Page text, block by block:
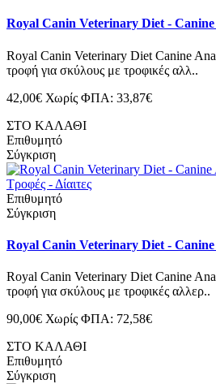
Royal Canin Veterinary Diet -
Royal Canin Veterinary Diet Canine
τροφή για σκύλους με τροφικές αλλ..
42,00€ Χωρίς ΦΠΑ: 33,87€
ΣΤΟ ΚΑΛΑΘΙ
Επιθυμητό
Σύγκριση
Επιθυμητό
Σύγκριση
Royal Canin Veterinary Diet -
Royal Canin Veterinary Diet Canine
τροφή για σκύλους με τροφικές αλλερ..
90,00€ Χωρίς ΦΠΑ: 72,58€
ΣΤΟ ΚΑΛΑΘΙ
Επιθυμητό
Σύγκριση